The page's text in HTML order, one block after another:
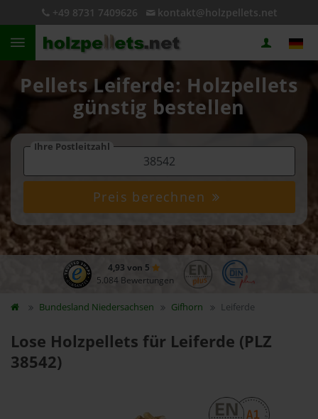
+49 8731 7409626 kontakt@holzpellets.net
Pellets Leiferde: Holzpellets
günstig bestellen
Ihre Postleitzahl
Preis berechnen
4,93 von 5
5.084 Bewertungen
Bundesland Niedersachsen Gifhorn Leiferde
Lose Holzpellets für Leiferde (PLZ
38542)